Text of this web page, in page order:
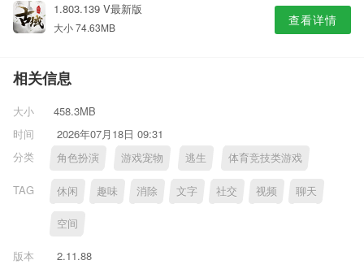
1.803.139 V最新版
大小 74.63MB 查看详情
相关信息
大小
458.3MB
时间
2026年07月18日 09:31
分类
角色扮演 游戏宠物 逃生 体育竞技类游戏
TAG 休闲 趣味 消除 文字 社交 视频 聊天
空间
版本
2.11.88